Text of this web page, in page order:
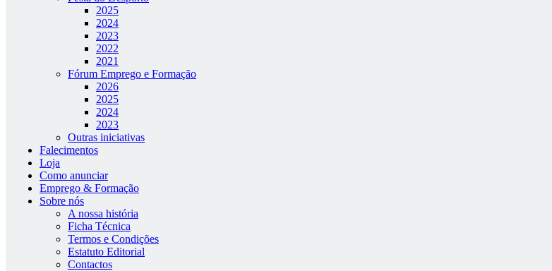
2025
2024
2023
2022
2021
Fórum Emprego e Formação
2026
2025
2024
2023
Outras iniciativas
Falecimentos
Loja
Como anunciar
Emprego & Formação
Sobre nós
A nossa história
Ficha Técnica
Termos e Condições
Estatuto Editorial
Contactos